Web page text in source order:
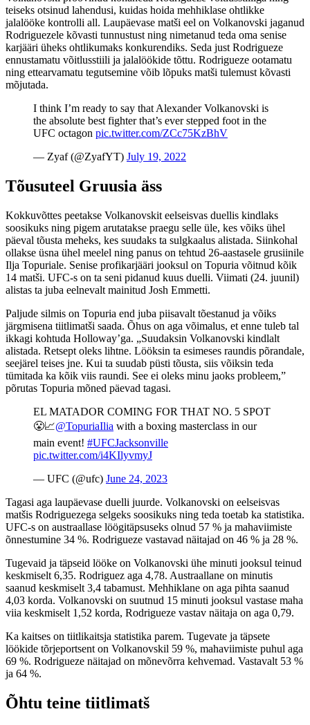
teiseks otsinud lahendusi, kuidas hoida mehhiklase ohtlikke
jalalööke kontrolli all. Laupäevase matši eel on Volkanovski jaganud
Rodriguezele kõvasti tunnustust ning nimetanud teda oma senise
karjääri üheks ohtlikumaks konkurendiks. Seda just Rodrigueze
ennustamatu võitlusstiili ja jalalöökide tõttu. Rodrigueze ootamatu
ning ettearvamatu tegutsemine võib lõpuks matši tulemust kõvasti
mõjutada.
I think I’m ready to say that Alexander Volkanovski is
the absolute best fighter that’s ever stepped foot in the
UFC octagon pic.twitter.com/ZCc75KzBhV
— Zyaf (@ZyafYT) July 19, 2022
Tõusuteel Gruusia äss
Kokkuvõttes peetakse Volkanovskit eelseisvas duellis kindlaks
soosikuks ning pigem arutatakse praegu selle üle, kes võiks ühel
päeval tõusta meheks, kes suudaks ta sulgkaalus alistada. Siinkohal
ollakse üsna ühel meelel ning panus on tehtud 26-aastasele grusiinile
Ilja Topuriale. Senise profikarjääri jooksul on Topuria võitnud kõik
14 matši. UFC-s on ta seni pidanud kuus duelli. Viimati (24. juunil)
alistas ta juba eelnevalt mainitud Josh Emmetti.
Paljude silmis on Topuria end juba piisavalt tõestanud ja võiks
järgmisena tiitlimatši saada. Õhus on aga võimalus, et enne tuleb tal
ikkagi kohtuda Holloway’ga. „Suudaksin Volkanovski kindlalt
alistada. Retsept oleks lihtne. Lööksin ta esimeses raundis põrandale,
seejärel teises jne. Kui ta suudab püsti tõusta, siis võiksin teda
tümitada ka kõik viis raundi. See ei oleks minu jaoks probleem,”
põrutas Topuria mõned päevad tagasi.
EL MATADOR COMING FOR THAT NO. 5 SPOT
😤📈@TopuriaIlia with a boxing masterclass in our
main event! #UFCJacksonville
pic.twitter.com/i4KIlyvmyJ
— UFC (@ufc) June 24, 2023
Tagasi aga laupäevase duelli juurde. Volkanovski on eelseisvas
matšis Rodriguezega selgeks soosikuks ning teda toetab ka statistika.
UFC-s on austraallase löögitäpsuseks olnud 57 % ja mahaviimiste
õnnestumine 34 %. Rodrigueze vastavad näitajad on 46 % ja 28 %.
Tugevaid ja täpseid lööke on Volkanovski ühe minuti jooksul teinud
keskmiselt 6,35. Rodriguez aga 4,78. Austraallane on minutis
saanud keskmiselt 3,4 tabamust. Mehhiklane on aga pihta saanud
4,03 korda. Volkanovski on suutnud 15 minuti jooksul vastase maha
viia keskmiselt 1,52 korda, Rodrigueze vastav näitaja on aga 0,79.
Ka kaitses on tiitlikaitsja statistika parem. Tugevate ja täpsete
löökide tõrjeportsent on Volkanovskil 59 %, mahaviimiste puhul aga
69 %. Rodrigueze näitajad on mõnevõrra kehvemad. Vastavalt 53 %
ja 64 %.
Õhtu teine tiitlimatš